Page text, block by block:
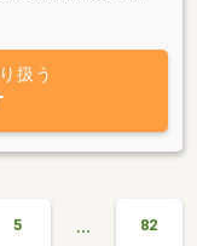
」を積極的に収集
ることを目指してい
営でお困りの大家さ
や、物件の価値を高
動産投資に挑戦した
報とサービスをお届
ふれる空間づくりを
の専門家として、
扱う
5 … 82